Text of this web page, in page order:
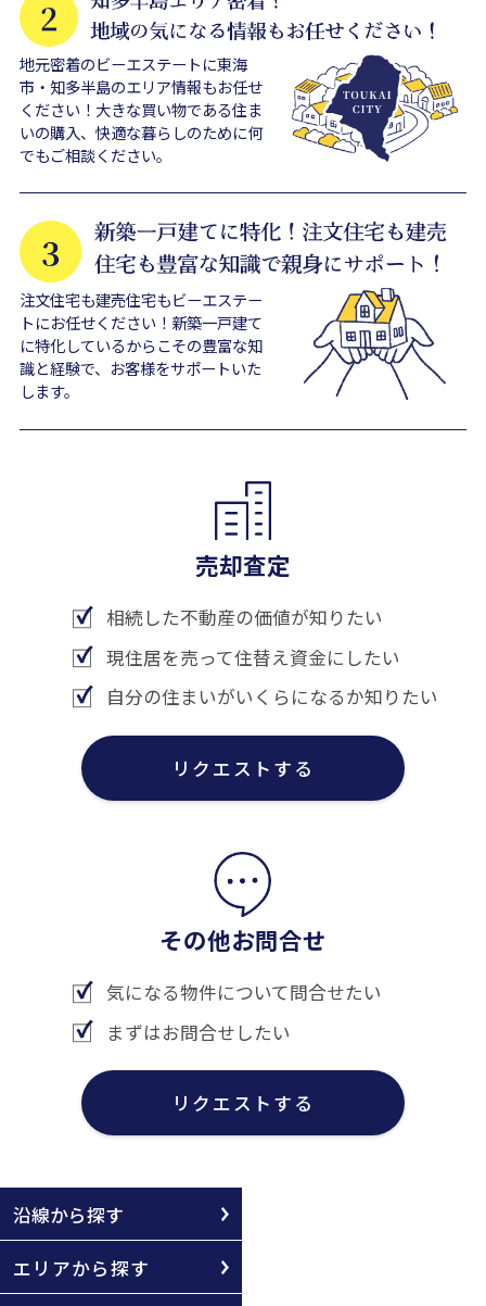
地元密着のビーエステートに東海
市・知多半島のエリア情報もお任せ
ください！大きな買い物である住ま
いの購入、快適な暮らしのために何
でもご相談ください。
注文住宅も建売住宅もビーエステー
トにお任せください！新築一戸建て
に特化しているからこその豊富な知
識と経験で、お客様をサポートいた
します。
売却査定
相続した不動産の価値が知りたい
現住居を売って住替え資金にしたい
自分の住まいがいくらになるか知りたい
リクエストする
その他お問合せ
気になる物件について問合せたい
まずはお問合せしたい
リクエストする
沿線から探す
エリアから探す